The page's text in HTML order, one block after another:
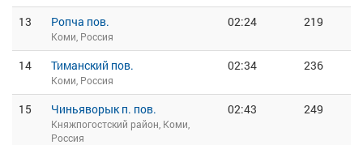
13 Ропча пов.
Коми, Россия
02:24 219
14 Тиманский пов.
Коми, Россия
02:34 236
15 Чиньяворык п. пов.
Княжпогостский район, Коми,
Россия
02:43 249